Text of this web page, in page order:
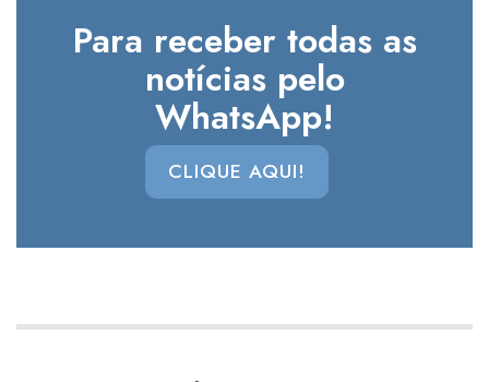
Para receber todas as
notícias pelo
WhatsApp!
CLIQUE AQUI!